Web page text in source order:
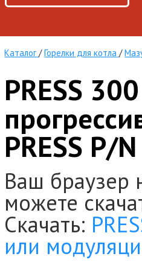
Каталог /Горелки для котла /
PRESS
PRESS P/
Ваш браузер
можете
Скачать:
или